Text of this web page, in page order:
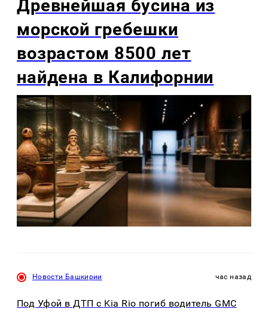
Древнейшая бусина из
морской гребешки
возрастом 8500 лет
найдена в Калифорнии
Новости Башкирии час назад
Под Уфой в ДТП с Kia Rio погиб водитель GMC